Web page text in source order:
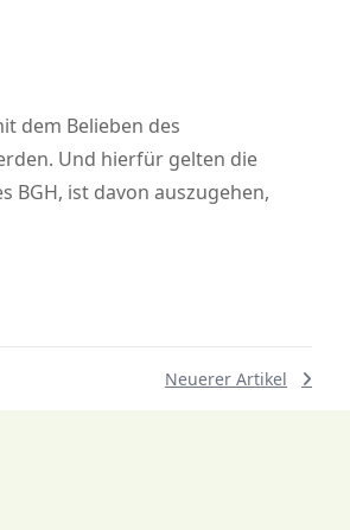
dem Belieben des
Und hierfür gelten die
BGH, ist davon auszugehen,
Neuerer Artikel